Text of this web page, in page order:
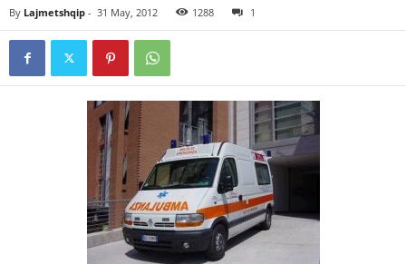
By Lajmetshqip - 31 May, 2012 1288 1